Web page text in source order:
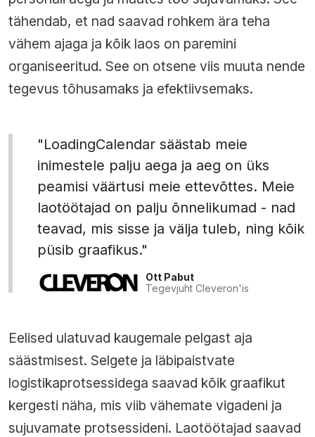
tähendab, et nad saavad rohkem ära teha
vähem ajaga ja kõik laos on paremini
organiseeritud. See on otsene viis muuta nende
tegevus tõhusamaks ja efektiivsemaks.
"LoadingCalendar säästab meie
inimestele palju aega ja aeg on üks
peamisi väärtusi meie ettevõttes. Meie
laotöötajad on palju õnnelikumad - nad
teavad, mis sisse ja välja tuleb, ning kõik
püsib graafikus."
Ott Pabut
Tegevjuht Cleveron'is
Eelised ulatuvad kaugemale pelgast aja
säästmisest. Selgete ja läbipaistvate
logistikaprotsessidega saavad kõik graafikut
kergesti näha, mis viib vähemate vigadeni ja
sujuvamate protsessideni. Laotöötajad saavad